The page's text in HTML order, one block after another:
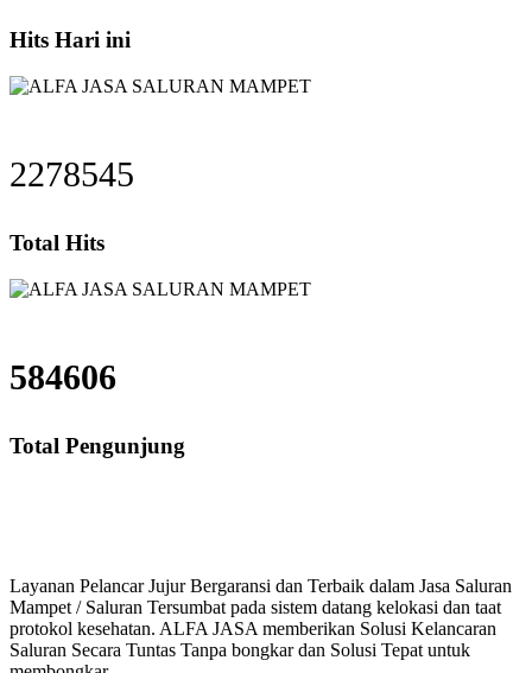
Hits Hari ini
2278545
Total Hits
584606
Total Pengunjung
Layanan Pelancar Jujur Bergaransi dan Terbaik dalam Jasa Saluran
Mampet / Saluran Tersumbat pada sistem datang kelokasi dan taat
protokol kesehatan. ALFA JASA memberikan Solusi Kelancaran
Saluran Secara Tuntas Tanpa bongkar dan Solusi Tepat untuk